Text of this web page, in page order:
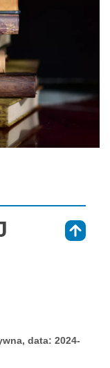
data: 2024-